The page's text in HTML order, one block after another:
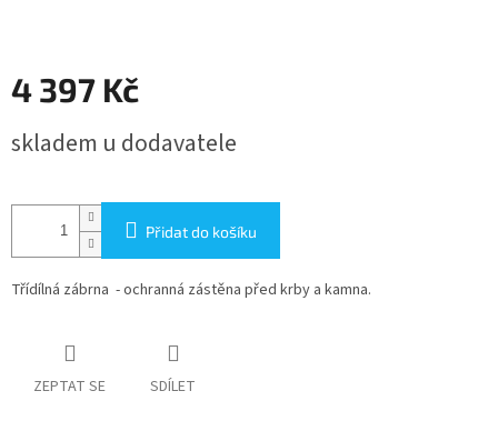
4 397 Kč
cena:
skladem u dodavatele
Přidat do košíku
Třídílná zábrna - ochranná zástěna před krby a kamna.
ZEPTAT SE SDÍLET